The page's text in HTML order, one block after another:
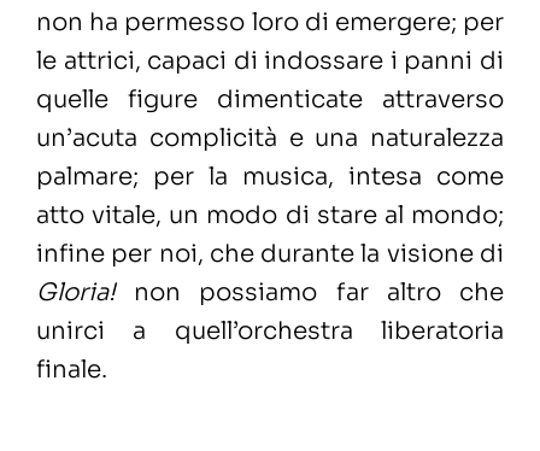
non ha permesso loro di emergere; per
le attrici, capaci di indossare i panni di
quelle figure dimenticate attraverso
un’acuta complicità e una naturalezza
palmare; per la musica, intesa come
atto vitale, un modo di stare al mondo;
infine per noi, che durante la visione di
Gloria! non possiamo far altro che
unirci a quell’orchestra liberatoria
finale.